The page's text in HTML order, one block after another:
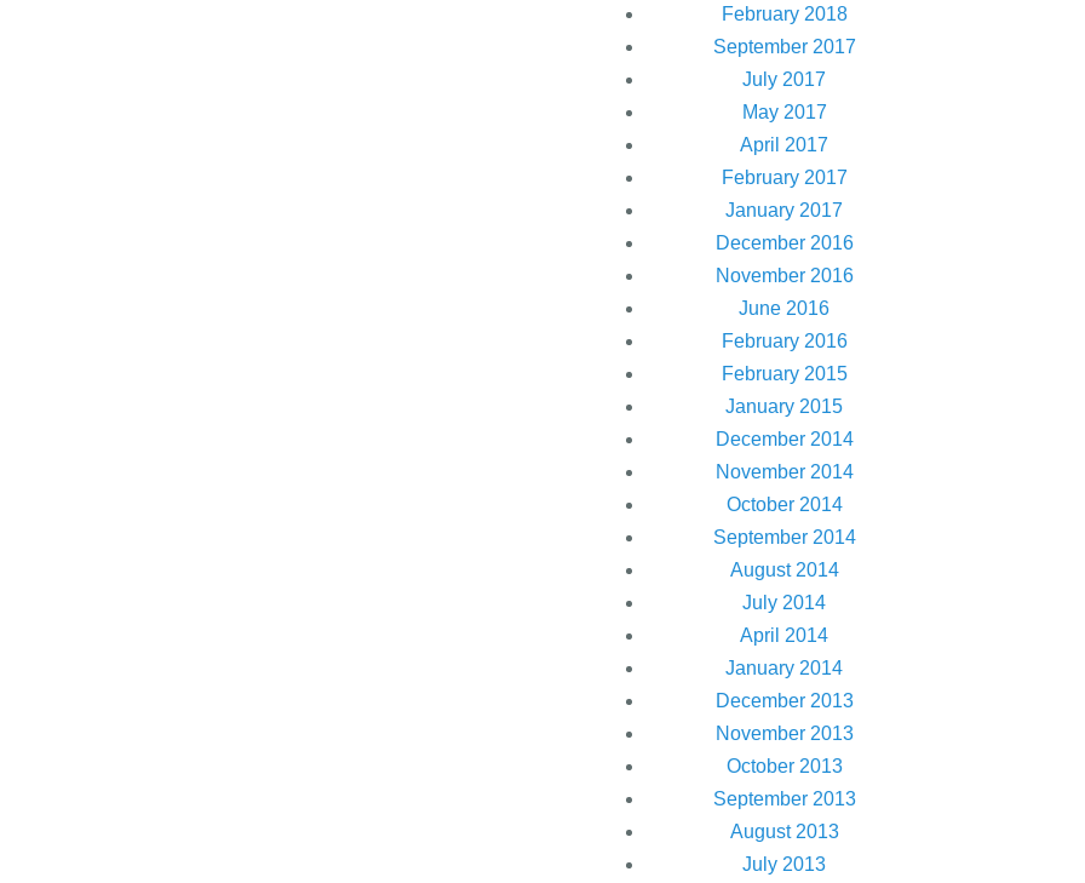
February 2018
September 2017
July 2017
May 2017
April 2017
February 2017
January 2017
December 2016
November 2016
June 2016
February 2016
February 2015
January 2015
December 2014
November 2014
October 2014
September 2014
August 2014
July 2014
April 2014
January 2014
December 2013
November 2013
October 2013
September 2013
August 2013
July 2013